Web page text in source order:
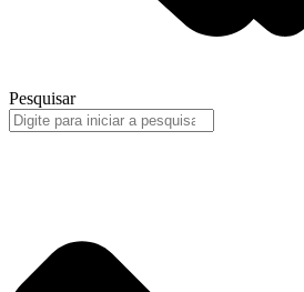
Pesquisar